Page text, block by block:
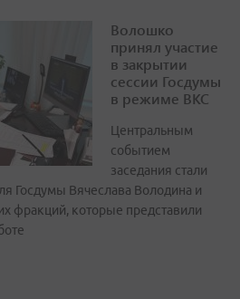
Волошко
принял участие
в закрытии
сессии Госдумы
в режиме ВКС
Центральным
событием
заседания стали
Госдумы Вячеслава Володина и
фракций, которые представили